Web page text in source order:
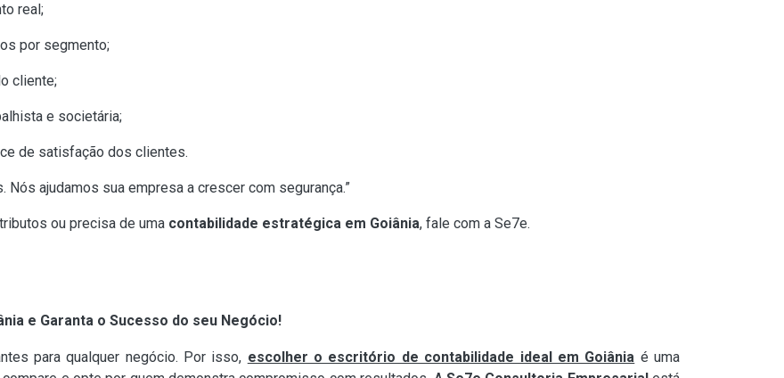
real;
por segmento;
cliente;
e societária;
de satisfação dos clientes.
ajudamos sua empresa a crescer com segurança.”
ou precisa de uma contabilidade estratégica em Goiânia, fale com a Se7e.
e Garanta o Sucesso do seu Negócio!
para qualquer negócio. Por isso, escolher o escritório de contabilidade ideal em Goiânia é uma